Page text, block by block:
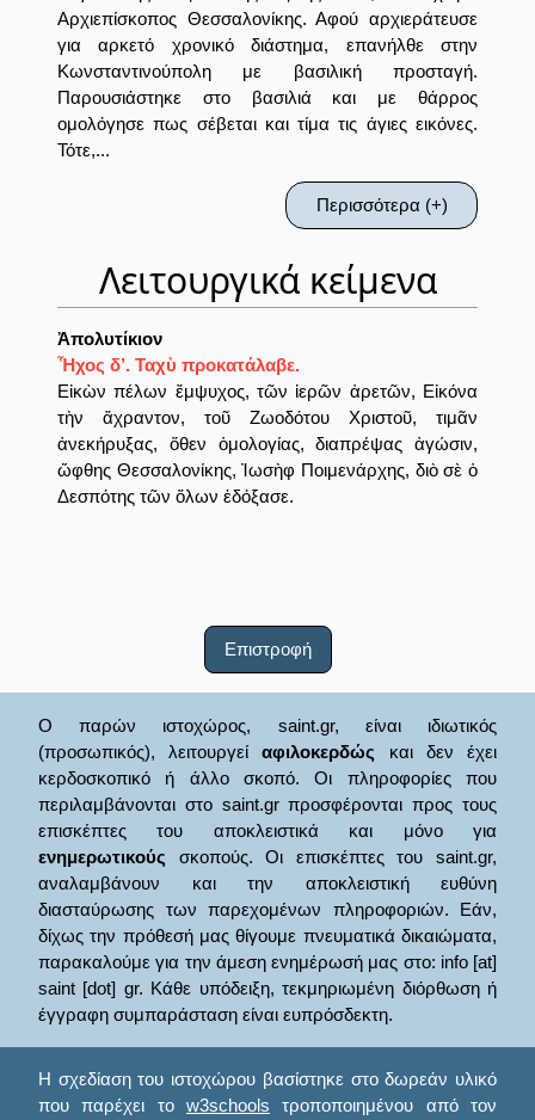
Αρχιεπίσκοπος Θεσσαλονίκης. Αφού αρχιεράτευσε
για αρκετό χρονικό διάστημα, επανήλθε στην
Κωνσταντινούπολη με βασιλική προσταγή.
Παρουσιάστηκε στο βασιλιά και με θάρρος
ομολόγησε πως σέβεται και τίμα τις άγιες εικόνες.
Τότε,...
Περισσότερα (+)
Λειτουργικά κείμενα
Ἀπολυτίκιον
Ἦχος δ’. Ταχὺ προκατάλαβε.
Εἰκὼν πέλων ἔμψυχος, τῶν ἱερῶν ἀρετῶν, Εἰκόνα
τὴν ἄχραντον, τοῦ Ζωοδότου Χριστοῦ, τιμᾶν
ἀνεκήρυξας, ὅθεν ὁμολογίας, διαπρέψας ἀγώσιν,
ὤφθης Θεσσαλονίκης, Ἰωσὴφ Ποιμενάρχης, διὸ σὲ ὁ
Δεσπότης τῶν ὅλων ἐδόξασε.
Επιστροφή
Ο παρών ιστοχώρος, saint.gr, είναι ιδιωτικός
(προσωπικός), λειτουργείαφιλοκερδώς και δεν έχει
κερδοσκοπικό ή άλλο σκοπό. Οι πληροφορίες που
περιλαμβάνονται στο saint.gr προσφέρονται προς τους
επισκέπτες του αποκλειστικά και μόνο για
ενημερωτικούς σκοπούς. Οι επισκέπτες του saint.gr,
αναλαμβάνουν και την αποκλειστική ευθύνη
διασταύρωσης των παρεχομένων πληροφοριών. Εάν,
δίχως την πρόθεσή μας θίγουμε πνευματικά δικαιώματα,
παρακαλούμε για την άμεση ενημέρωσή μας στο: info [at]
saint [dot] gr. Κάθε υπόδειξη, τεκμηριωμένη διόρθωση ή
έγγραφη συμπαράσταση είναι ευπρόσδεκτη.
Η σχεδίαση του ιστοχώρου βασίστηκε στο δωρεάν υλικό
που παρέχει το w3schools τροποποιημένου από τον